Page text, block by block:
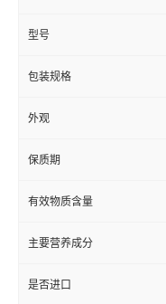
型号
包装规格
外观
保质期
有效物质含量
主要营养成分
是否进口